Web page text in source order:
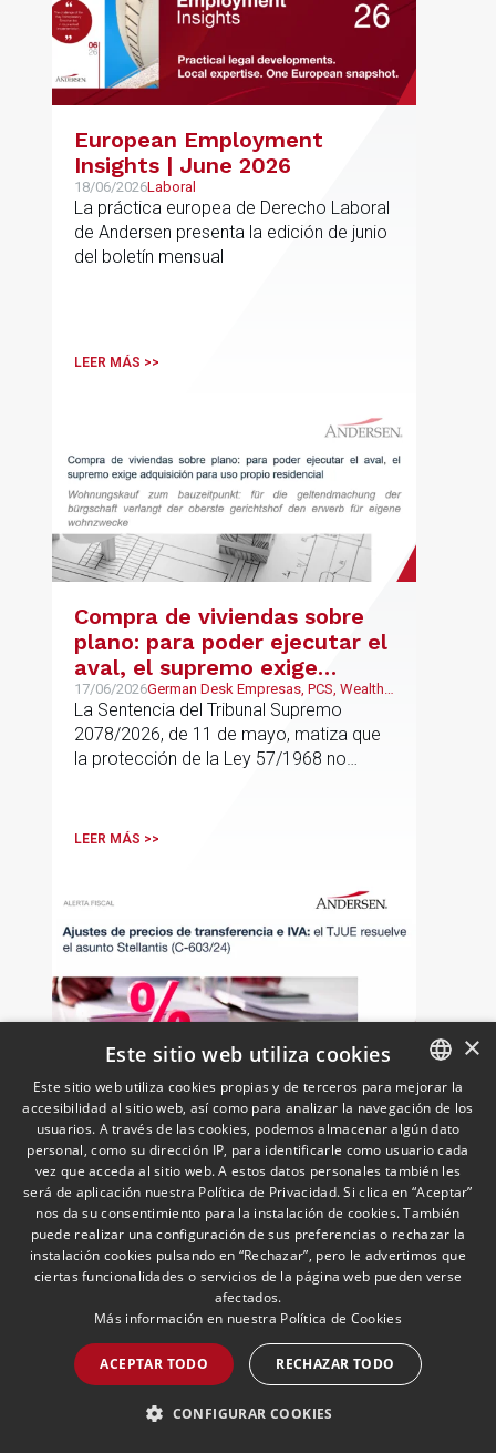
European Employment
Insights | June 2026
18/06/2026Laboral
La práctica europea de Derecho Laboral
de Andersen presenta la edición de junio
del boletín mensual
LEER MÁS >>
Compra de viviendas sobre
plano: para poder ejecutar el
aval, el supremo exige
adquisición para uso propio
residencial
17/06/2026German Desk Empresas, PCS, Wealth
Management & Family Business
La Sentencia del Tribunal Supremo
2078/2026, de 11 de mayo, matiza que
la protección de la Ley 57/1968 no
domicilio o residencia personal
LEER MÁS >>
Ajustes de precios de
transferencia e IVA: el TJUE
resuelve el asunto Stellantis
(C-603/24)
09/06/2026 Fiscal
El pasado 13 de mayo de 2026, el
Tribunal de Justicia de la Unión Europea
("TJUE") dictó sentencia en el asunto C-
603/24, Stellantis Portugal, abordando
una de las cuestiones más frecuentes en
la fiscalidad de los grupos
el IVA de los ajustes de precios de
transferencia pactados entre entidades
vinculadas
LEER MÁS >>
SPANISH
ENGLISH
PORTUGUESE
×
Este sitio web utiliza cookies
Este sitio web utiliza cookies propias y de terceros para mejorar la
accesibilidad al sitio web, así como para analizar la navegación de los
usuarios. A través de las cookies, podemos almacenar algún dato
personal, como su dirección IP, para identificarle como usuario cada
vez que acceda al sitio web. A estos datos personales también les
será de aplicación nuestra Política de Privacidad. Si clica en “Aceptar”
nos da su consentimiento para la instalación de cookies. También
puede realizar una configuración de sus preferencias o rechazar la
instalación cookies pulsando en “Rechazar”, pero le advertimos que
ciertas funcionalidades o servicios de la página web pueden verse
afectados.
Más información en nuestra Política de Cookies
ACEPTAR TODO RECHAZAR TODO
CONFIGURAR COOKIES